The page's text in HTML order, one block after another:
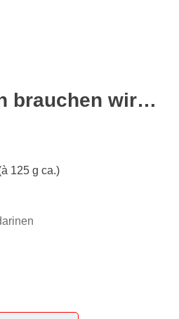
brauchen wir…
125 g ca.)